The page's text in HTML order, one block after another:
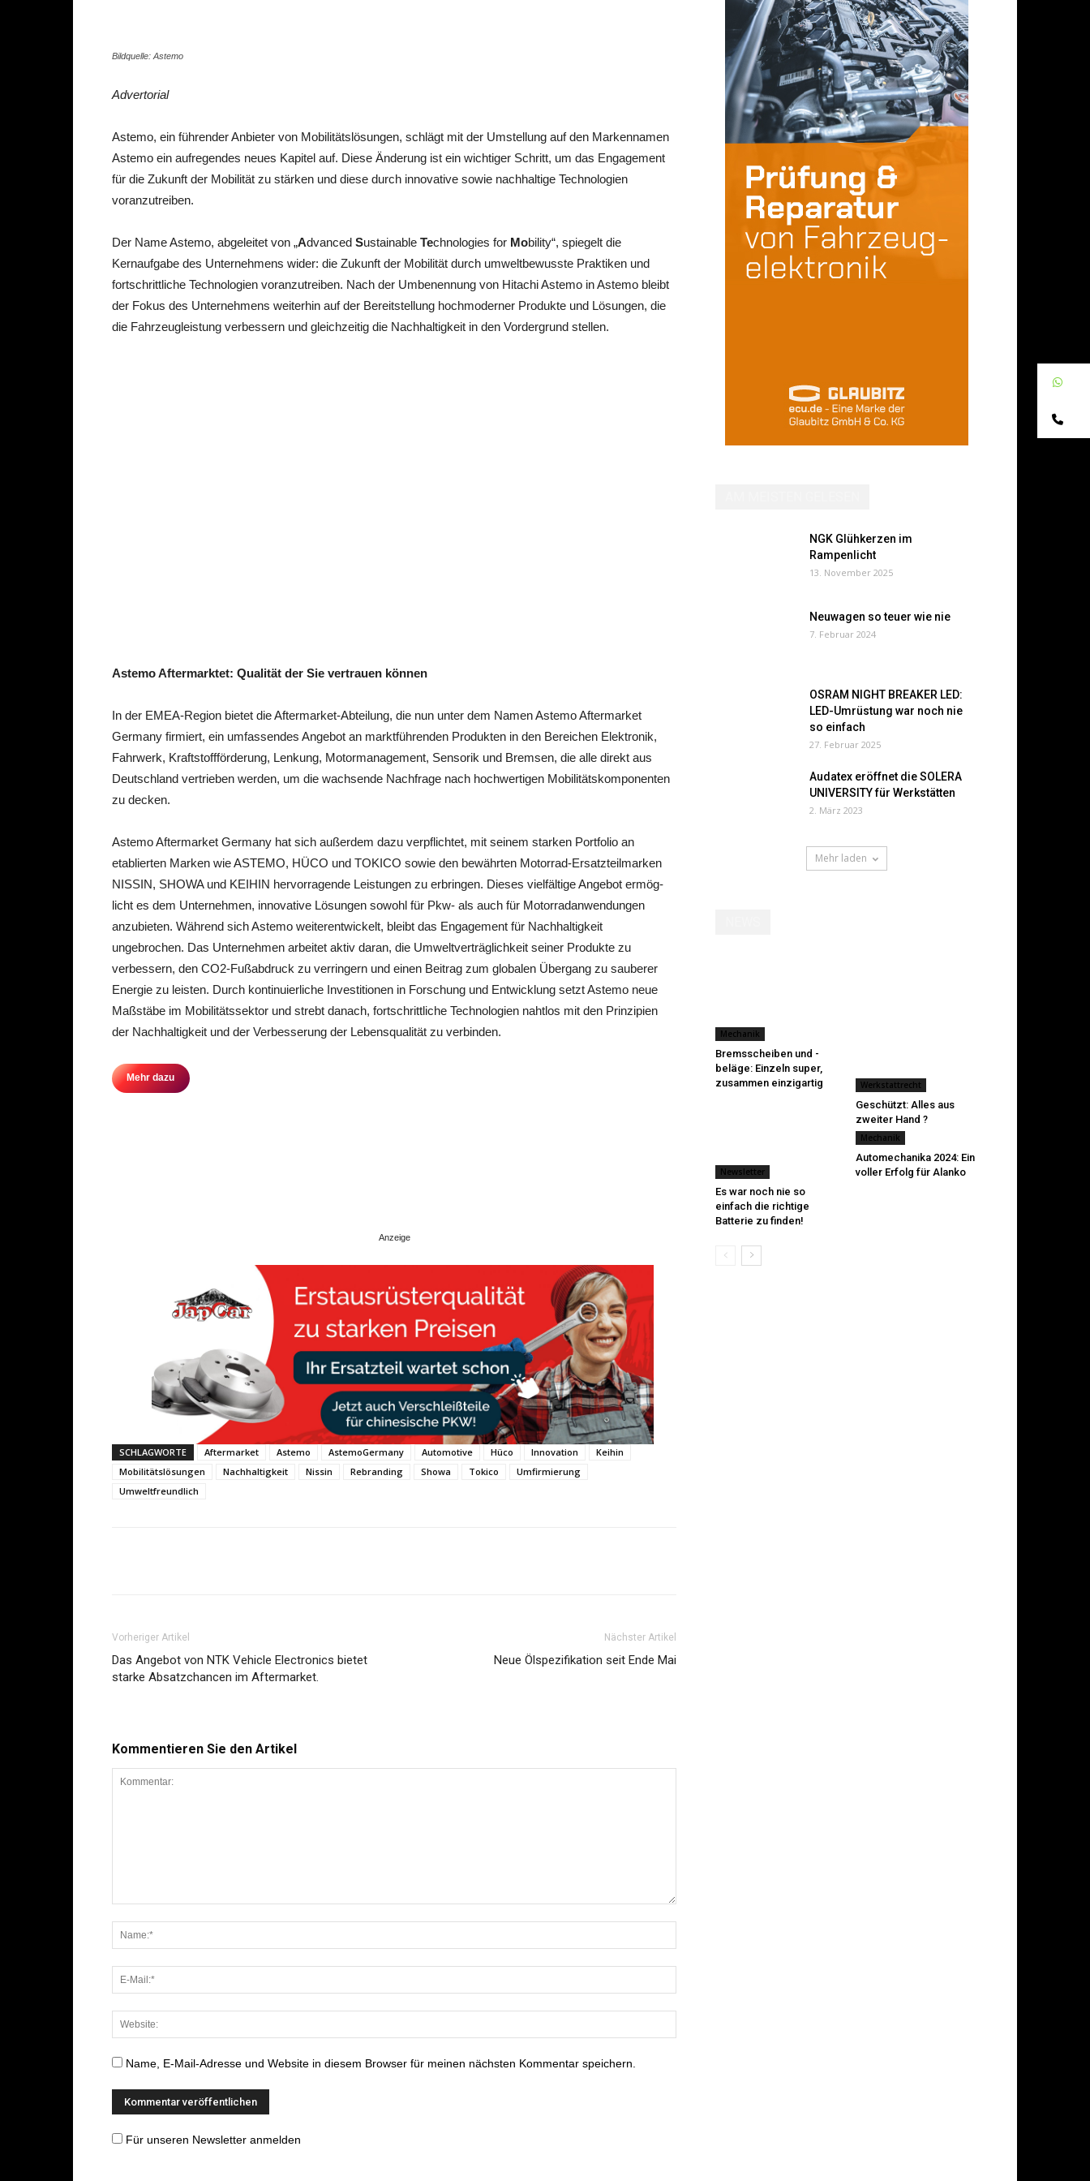
Bildquelle: Astemo
Advertorial
Astemo, ein führender Anbieter von Mobilitätslösungen, schlägt mit der Umstellung auf den Markennamen
Astemo ein aufregendes neues Kapi­tel auf. Diese Änderung ist ein wichtiger Schritt, um das Engagement
für die Zukunft der Mobilität zu stärken und diese durch innovative sowie nachhaltige Technologien
voranzutreiben.
Der Name Astemo, abgeleitet von „Advanced Sustainable Technologies for Mobility“, spiegelt die
Kernaufgabe des Unternehmens wider: die Zukunft der Mobilität durch umweltbewusste Praktiken und
fortschrittliche Technologien voranzutreiben. Nach der Umbenennung von Hitachi Astemo in Astemo bleibt
der Fokus des Unternehmens weiterhin auf der Bereitstellung hochmoderner Produkte und Lösungen, die
die Fahrzeugleistung verbessern und gleichzeitig die Nachhaltigkeit in den Vordergrund stellen.
Astemo Aftermarktet: Qualität der Sie vertrauen können
In der EMEA-Region bietet die Aftermarket-Ab­teilung, die nun unter dem Namen Astemo Aftermar­ket
Germany firmiert, ein umfassendes Angebot an marktführenden Produkten in den Bereichen Elektro­nik,
Fahrwerk, Kraftstoffförderung, Lenkung, Motorma­nagement, Sensorik und Bremsen, die alle direkt aus
Deutschland vertrieben werden, um die wachsende Nachfrage nach hochwertigen Mobilitätskomponen­ten
zu decken.
Astemo Aftermarket Germany hat sich außerdem dazu verpflichtet, mit seinem starken Portfolio an
etablierten Marken wie ASTEMO, HÜCO und TOKI­CO sowie den bewährten Motorrad-Ersatzteilmarken
NISSIN, SHOWA und KEIHIN hervorragende Leistun­gen zu erbringen. Dieses vielfältige Angebot ermög­
licht es dem Unternehmen, innovative Lösungen sowohl für Pkw- als auch für Motorradanwendungen
anzubieten. Während sich Astemo weiterentwickelt, bleibt das Engagement für Nachhaltigkeit
ungebrochen. Das Unternehmen arbeitet aktiv daran, die Umweltverträglichkeit seiner Produkte zu
verbessern, den CO2-Fußabdruck zu verringern und einen Beitrag zum globalen Übergang zu sauberer
Energie zu leisten. Durch kontinuierliche Investitionen in Forschung und Entwicklung setzt Astemo neue
Maßstäbe im Mobilitätssektor und strebt danach, fortschrittliche Technologien nahtlos mit den Prinzipien
der Nachhaltigkeit und der Verbesserung der Lebensqualität zu verbinden.
Mehr dazu
SCHLAGWORTE Aftermarket Astemo AstemoGermany Automotive Hüco Innovation
Keihin
Mobilitätslösungen
Nachhaltigkeit Nissin Rebranding Showa Tokico
Umfirmierung
Umweltfreundlich
Vorheriger Artikel
Das Angebot von NTK Vehicle Electronics bietet
starke Absatzchancen im Aftermarket.
Nächster Artikel
Neue Ölspezifikation seit Ende Mai
Kommentieren Sie den Artikel
Name, E-Mail-Adresse und Website in diesem Browser für meinen nächsten Kommentar speichern.
Für unseren Newsletter anmelden
NGK Glühkerzen im
Rampenlicht
13. November 2025
Neuwagen so teuer wie nie
7. Februar 2024
OSRAM NIGHT BREAKER LED:
LED-Umrüstung war noch nie
so einfach
27. Februar 2025
Audatex eröffnet die SOLERA
UNIVERSITY für Werkstätten
2. März 2023
Mehr laden
Mechanik
Bremsscheiben und -
beläge: Einzeln super,
zusammen einzigartig
Werkstattrecht
Geschützt: Alles aus
zweiter Hand ?
Newsletter
Es war noch nie so
einfach die richtige
Batterie zu finden!
Mechanik
Automechanika 2024: Ein
voller Erfolg für Alanko